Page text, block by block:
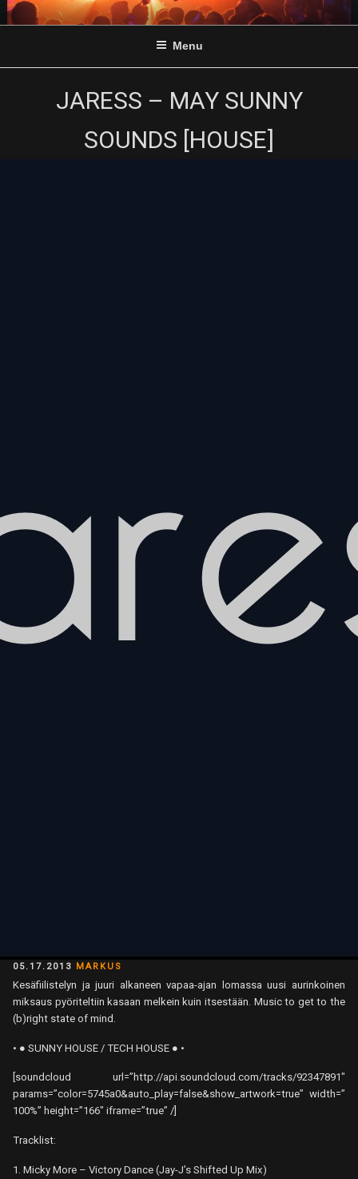
Skip
to
Menu
JARESS – MAY SUNNY
SOUNDS [HOUSE]
POSTED
ON
05.17.2013 MARKUS
Kesäfiilistelyn ja juuri alkaneen vapaa-ajan lomassa uusi aurinkoinen
miksaus pyöriteltiin kasaan melkein kuin itsestään. Music to get to the
(b)right state of mind.
• ● SUNNY HOUSE / TECH HOUSE ● •
[soundcloud url=”http://api.soundcloud.com/tracks/92347891″
params=”color=5745a0&auto_play=false&show_artwork=true” width=”
100%” height=”166″ iframe=”true” /]
Tracklist:
1. Micky More – Victory Dance (Jay-J’s Shifted Up Mix)